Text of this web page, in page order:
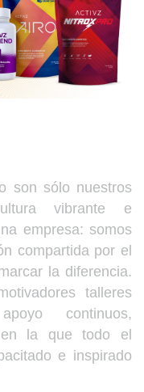
son sólo nuestros
vibrante e
empresa: somos
compartida por el
la diferencia.
talleres
continuos,
en la que todo el
e inspirado